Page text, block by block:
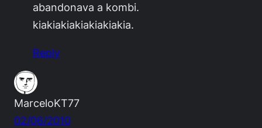
abandonava a kombi.
kiakiakiakiakiakiakia.
Reply
MarceloKT77
02/06/2010